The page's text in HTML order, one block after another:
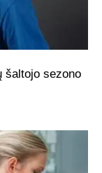
šaltojo sezono